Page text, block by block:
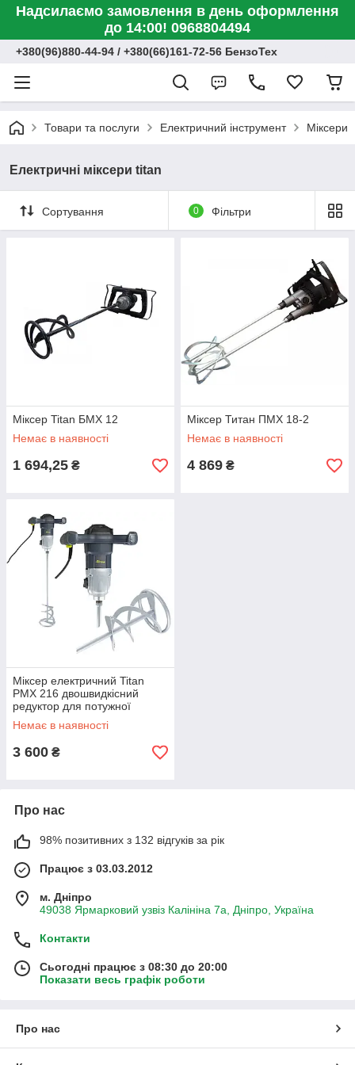
Надсилаємо замовлення в день оформлення
до 14:00! 0968804494
+380(96)880-44-94 / +380(66)161-72-56 БензоТех
Товари та послуги Електричний інструмент Міксери
Електричні міксери titan
Сортування 0 Фільтри
Міксер Titan БMX 12
Немає в наявності
1 694,25 ₴
Міксер Титан ПМХ 18-2
Немає в наявності
4 869 ₴
Міксер електричний Titan
PMX 216 двошвидкісний
редуктор для потужної
роботи, 1600 Вт
Немає в наявності
3 600 ₴
Про нас
98% позитивних з 132 відгуків за рік
Працює з 03.03.2012
м. Дніпро
49038 Ярмарковий узвіз Калініна 7а, Дніпро, Україна
Контакти
Сьогодні працює з 08:30 до 20:00
Показати весь графік роботи
Про нас